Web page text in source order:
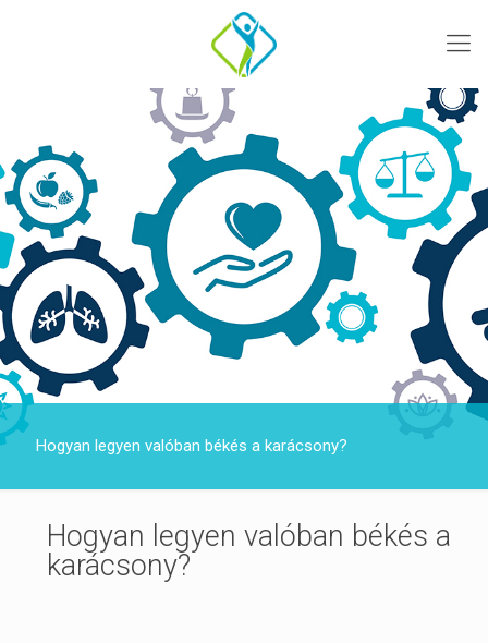
Hogyan legyen valóban békés a karácsony?
Hogyan legyen valóban békés a
karácsony?